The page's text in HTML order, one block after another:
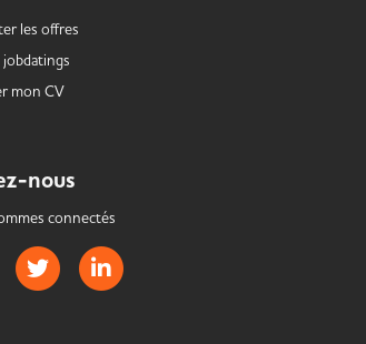
les offres
jobdatings
mon CV
nous
connectés
Page Facebook de Handistrib
Page Twitter de Handistrib